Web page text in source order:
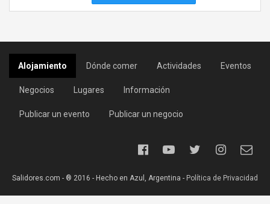
Alojamiento Dónde comer Actividades Eventos
Negocios Lugares Información
Publicar un evento Publicar un negocio
Salidores.com - ® 2016 - Hecho en Azul, Argentina - Política de Privacidad